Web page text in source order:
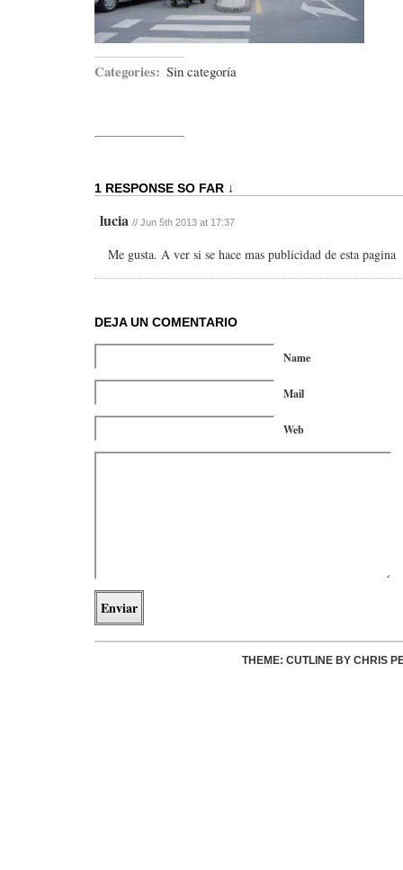
Categories: Sin categoría
1 RESPONSE SO FAR ↓
lucia // Jun 5th 2013 at 17:37
Me gusta. A ver si se hace mas publicidad de esta pagina
DEJA UN COMENTARIO
Name
Mail
Web
THEME: CUTLINE BY CHRIS